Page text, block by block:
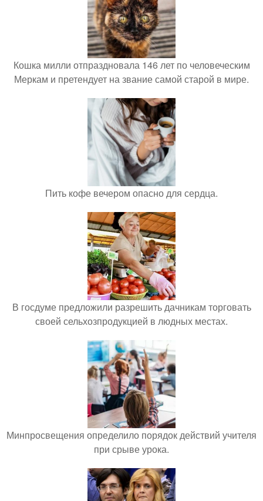
Кошка милли отпраздновала 146 лет по человеческим
Меркам и претендует на звание самой старой в мире.
Пить кофе вечером опасно для сердца.
В госдуме предложили разрешить дачникам торговать
своей сельхозпродукцией в людных местах.
Минпросвещения определило порядок действий учителя
при срыве урока.